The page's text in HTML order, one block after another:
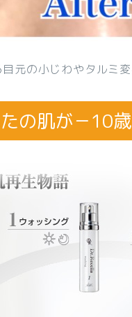
元の小じわやタルミ
の肌が－10歳